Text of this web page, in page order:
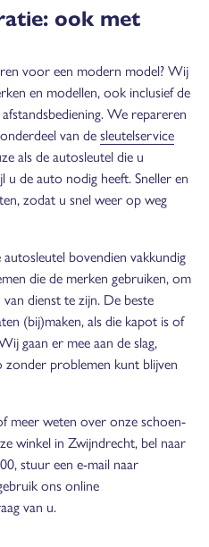
ook met
voor een modern model? Wij
en modellen, ook inclusief de
We repareren
van de sleutelservice
als de autosleutel die u
de auto nodig heeft. Sneller en
zodat u snel weer op weg
bovendien vakkundig
die de merken gebruiken, om
dienst te zijn. De beste
(bij)maken, als die kapot is of
gaan er mee aan de slag,
problemen kunt blijven
meer weten over onze schoen-
winkel in Zwijndrecht, bel naar
stuur een e-mail naar
ons online
van u.